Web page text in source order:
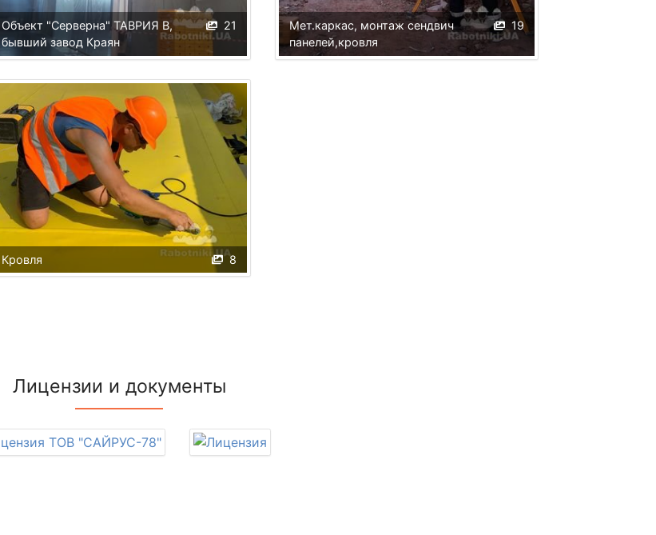
21
Объект "Серверна" ТАВРИЯ В,
бывший завод Краян
19
Мет.каркас, монтаж сендвич
панелей,кровля
8
Кровля
Лицензии и документы